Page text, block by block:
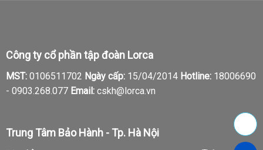
Công ty cổ phần tập đoàn Lorca
MST:0106511702 Ngày cấp:15/04/2014 Hotline:18006690
- 0903.268.077 Email:cskh@lorca.vn
Trung Tâm Bảo Hành - Tp. Hà Nội